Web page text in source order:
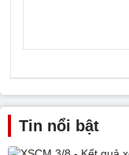
Tin nổi bật